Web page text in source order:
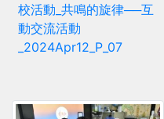
校活動_共鳴的旋律──互
動交流活動
_2024Apr12_P_07